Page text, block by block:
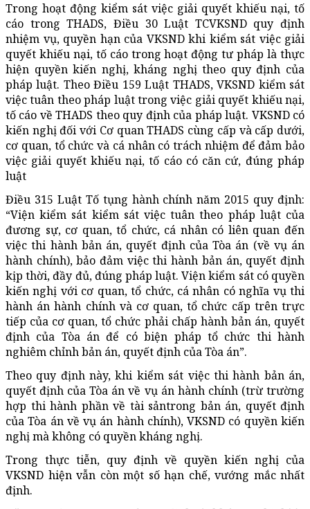
Trong hoạt động kiểm sát việc giải quyết khiếu nại, tố
cáo trong THADS, Điều 30 Luật TCVKSND quy định
nhiệm vụ, quyền hạn của VKSND khi kiểm sát việc giải
quyết khiếu nại, tố cáo trong hoạt động tư pháp là thực
hiện quyền kiến nghị, kháng nghị theo quy định của
pháp luật. Theo Điều 159 Luật THADS, VKSND kiểm sát
việc tuân theo pháp luật trong việc giải quyết khiếu nại,
tố cáo về THADS theo quy định của pháp luật. VKSND có
kiến nghị đối với Cơ quan THADS cùng cấp và cấp dưới,
cơ quan, tổ chức và cá nhân có trách nhiệm để đảm bảo
việc giải quyết khiếu nại, tố cáo có căn cứ, đúng pháp
luật
Điều 315 Luật Tố tụng hành chính năm 2015 quy định:
“Viện kiểm sát kiểm sát việc tuân theo pháp luật của
đương sự, cơ quan, tổ chức, cá nhân có liên quan đến
việc thi hành bản án, quyết định của Tòa án (về vụ án
hành chính), bảo đảm việc thi hành bản án, quyết định
kịp thời, đầy đủ, đúng pháp luật. Viện kiểm sát có quyền
kiến nghị với cơ quan, tổ chức, cá nhân có nghĩa vụ thi
hành án hành chính và cơ quan, tổ chức cấp trên trực
tiếp của cơ quan, tổ chức phải chấp hành bản án, quyết
định của Tòa án để có biện pháp tổ chức thi hành
nghiêm chỉnh bản án, quyết định của Tòa án”.
Theo quy định này, khi kiểm sát việc thi hành bản án,
quyết định của Tòa án về vụ án hành chính (trừ trường
hợp thi hành phần về tài sảntrong bản án, quyết định
của Tòa án về vụ án hành chính), VKSND có quyền kiến
nghị mà không có quyền kháng nghị.
Trong thực tiễn, quy định về quyền kiến nghị của
VKSND hiện vẫn còn một số hạn chế, vướng mắc nhất
định.